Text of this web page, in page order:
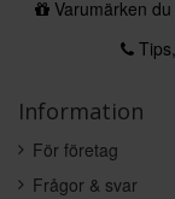
Varumärken
Information
För företag
Frågor & svar